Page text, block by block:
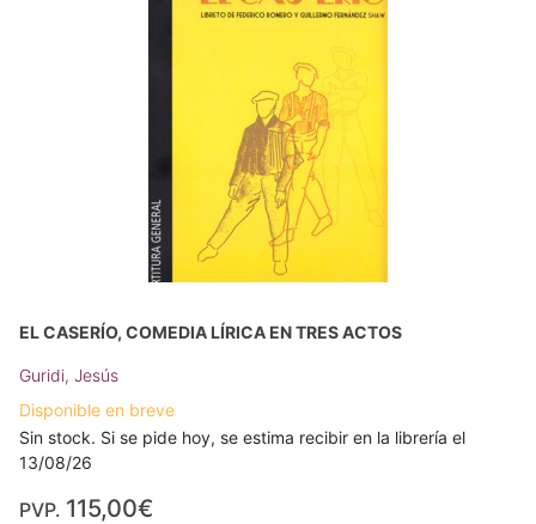
EL CASERÍO, COMEDIA LÍRICA EN TRES ACTOS
Guridi, Jesús
Disponible en breve
Sin stock. Si se pide hoy, se estima recibir en la librería el
13/08/26
PVP. 115,00€